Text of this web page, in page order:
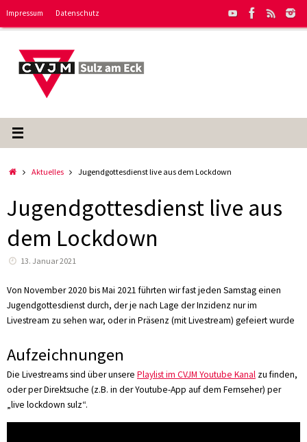
Impressum Datenschutz
StartAktuelles Jugendgottesdienst live aus dem Lockdown
Jugendgottesdienst live aus
dem Lockdown
13. Januar 2021
Von November 2020 bis Mai 2021 führten wir fast jeden Samstag einen
Jugendgottesdienst durch, der je nach Lage der Inzidenz nur im
Livestream zu sehen war, oder in Präsenz (mit Livestream) gefeiert wurde
Aufzeichnungen
Die Livestreams sind über unsere Playlist im CVJM Youtube Kanal zu finden,
oder per Direktsuche (z.B. in der Youtube-App auf dem Fernseher) per
„live lockdown sulz“.